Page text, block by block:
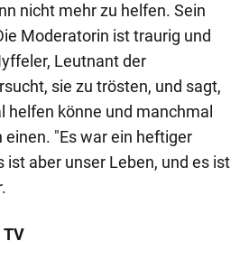
nicht mehr zu helfen. Sein
Moderatorin ist traurig und
Leutnant der
sie zu trösten, und sagt,
helfen könne und manchmal
einen. "Es war ein heftiger
ist aber unser Leben, und es ist
TV